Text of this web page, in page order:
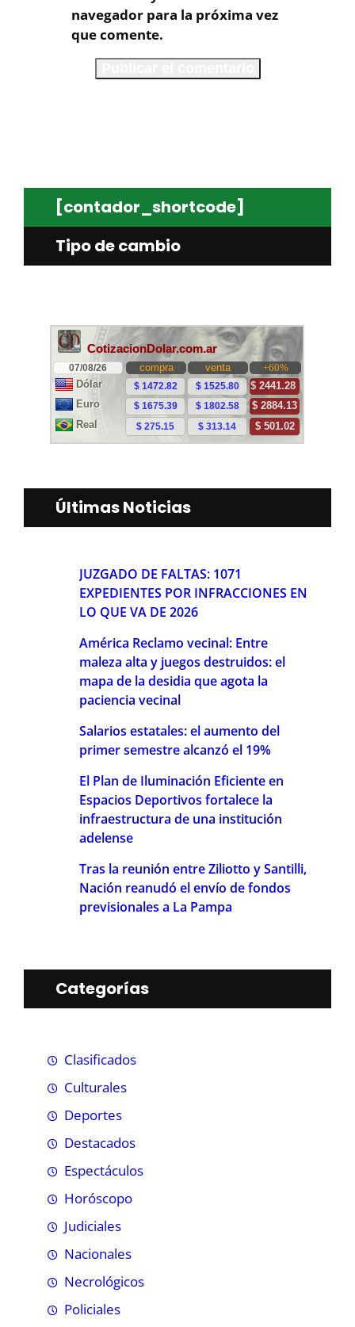
navegador para la próxima vez
que comente.
[contador_shortcode]
Tipo de cambio
Últimas Noticias
JUZGADO DE FALTAS: 1071
EXPEDIENTES POR INFRACCIONES EN
LO QUE VA DE 2026
América Reclamo vecinal: Entre
maleza alta y juegos destruidos: el
mapa de la desidia que agota la
paciencia vecinal
Salarios estatales: el aumento del
primer semestre alcanzó el 19%
El Plan de Iluminación Eficiente en
Espacios Deportivos fortalece la
infraestructura de una institución
adelense
Tras la reunión entre Ziliotto y Santilli,
Nación reanudó el envío de fondos
previsionales a La Pampa
Categorías
Clasificados
Culturales
Deportes
Destacados
Espectáculos
Horóscopo
Judiciales
Nacionales
Necrológicos
Policiales